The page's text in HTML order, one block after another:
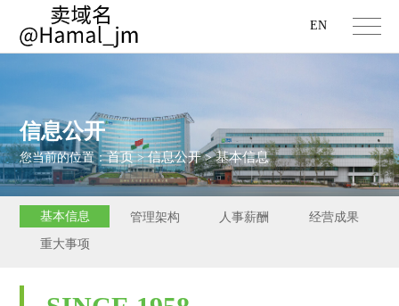
EN
信息公开
您当前的位置：首页>信息公开>基本信息
基本信息 管理架构 人事薪酬
经营成果
重大事项